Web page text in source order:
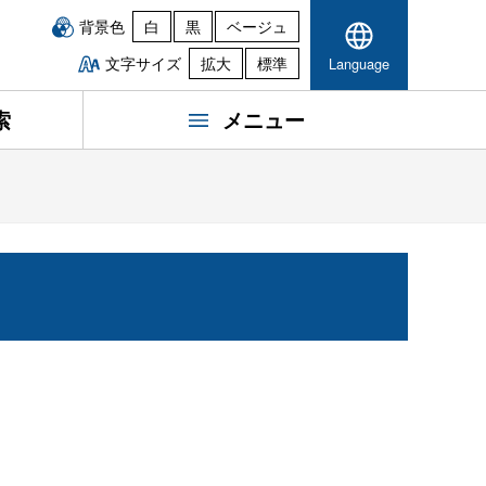
背景色 白 黒
ベージュ
文字サイズ
拡大 標準 Language
メニュー